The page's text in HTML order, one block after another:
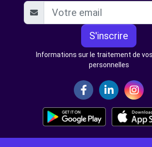
S'inscrire
Informations sur le traitement de
personnelles